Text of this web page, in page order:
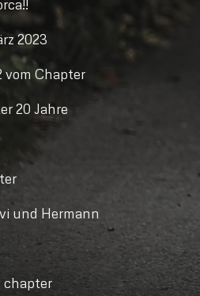
2023
vom Chapter
20 Jahre
und Hermann
chapter